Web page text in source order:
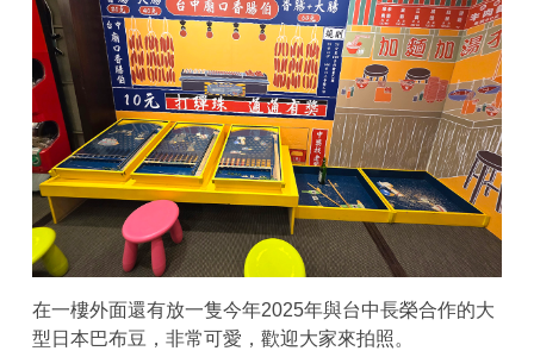
在一樓外面還有放一隻今年2025年與台中長榮合作的大
型日本巴布豆，非常可愛，歡迎大家來拍照。